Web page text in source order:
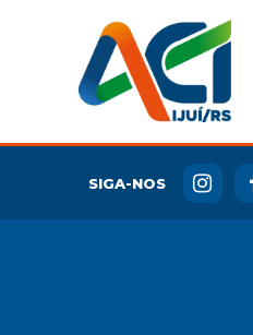
SIGA-NOS